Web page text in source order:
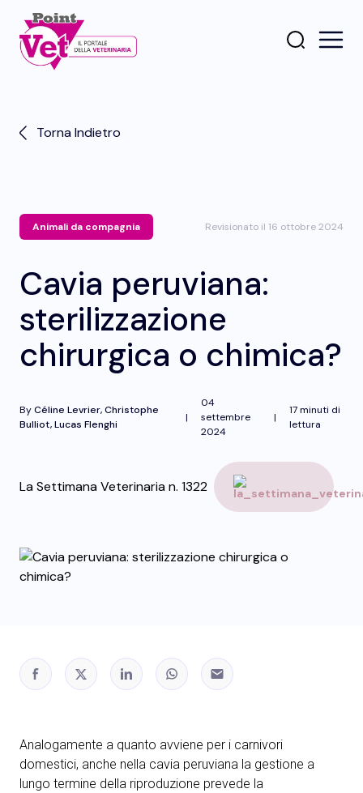
Torna Indietro
Animali da compagnia Revisionato il 16 ottobre 2024
Cavia peruviana:
sterilizzazione
chirurgica o chimica?
ByCéline Levrier, Christophe
Bulliot, Lucas Flenghi
|
04
settembre
2024
|
17 minuti di
lettura
La Settimana Veterinaria n. 1322
Analogamente a quanto avviene per i carnivori
domestici, anche nella cavia peruviana la gestione a
lungo termine della riproduzione prevede la